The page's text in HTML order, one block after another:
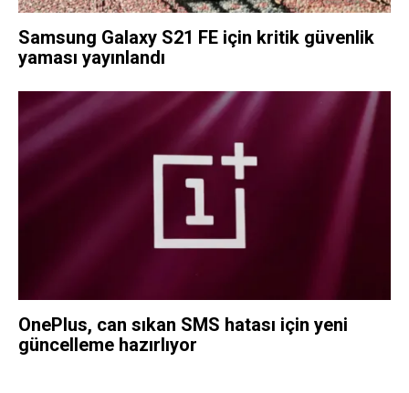
Samsung Galaxy S21 FE için kritik güvenlik
yaması yayınlandı
OnePlus, can sıkan SMS hatası için yeni
güncelleme hazırlıyor